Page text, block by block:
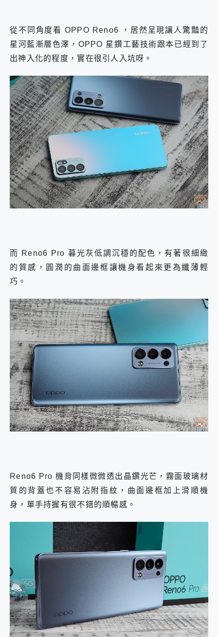
從不同角度看 OPPO Reno6 ，居然呈現讓人驚豔的
星河藍漸層色澤，OPPO 星鑽工藝技術跟本已經到了
出神入化的程度，實在很引人入坑呀。
而 Reno6 Pro 暮光灰低調沉穩的配色，有著很細緻
的質感，圓潤的曲面邊框讓機身看起來更為纖薄輕
巧。
Reno6 Pro 機背同樣微微透出晶鑽光芒，霧面玻璃材
質的背蓋也不容易沾附指紋，曲面邊框加上滑順機
身，單手持握有很不錯的順暢感。